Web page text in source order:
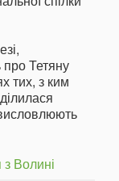
Тетяну
тих, з ким